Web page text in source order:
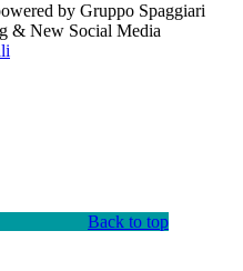
by Gruppo Spaggiari
& New Social Media
Back to top